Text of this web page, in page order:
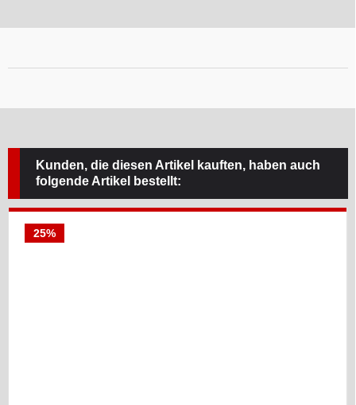
Kunden, die diesen Artikel kauften, haben auch
folgende Artikel bestellt:
25%